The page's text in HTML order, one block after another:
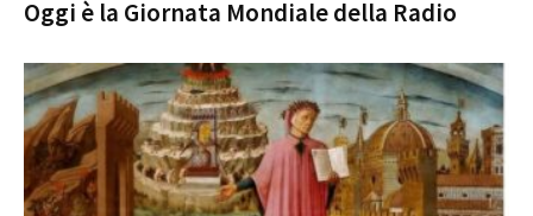
Oggi è la Giornata Mondiale della Radio